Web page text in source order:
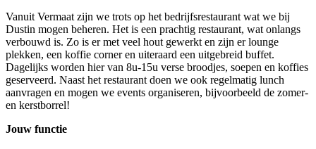
Vanuit Vermaat zijn we trots op het bedrijfsrestaurant wat we bij
Dustin mogen beheren. Het is een prachtig restaurant, wat onlangs
verbouwd is. Zo is er met veel hout gewerkt en zijn er lounge
plekken, een koffie corner en uiteraard een uitgebreid buffet.
Dagelijks worden hier van 8u-15u verse broodjes, soepen en koffies
geserveerd. Naast het restaurant doen we ook regelmatig lunch
aanvragen en mogen we events organiseren, bijvoorbeeld de zomer-
en kerstborrel!
Jouw functie